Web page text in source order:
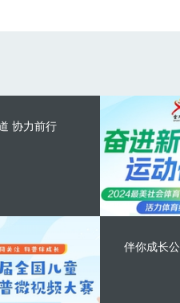
协力前行
伴你成长